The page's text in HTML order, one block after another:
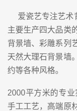
爱瓷艺专注艺术
主要生产四大品类
背景墙、彩雕系列
天然大理石背景墙
约等各种风格。
2000平方米的专
手工工艺，高端原